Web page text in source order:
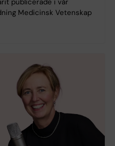
publicerade i vår
Medicinsk Vetenskap